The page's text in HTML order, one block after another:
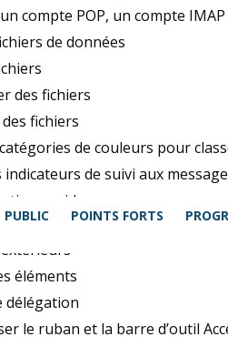
PUBLIC POINTS FORTS
compte POP, un compte
de données
des fichiers
fichiers
de couleurs pour
de suivi aux
rapide
réponse automatique aux
éléments
délégation
le ruban et la barre d’outil